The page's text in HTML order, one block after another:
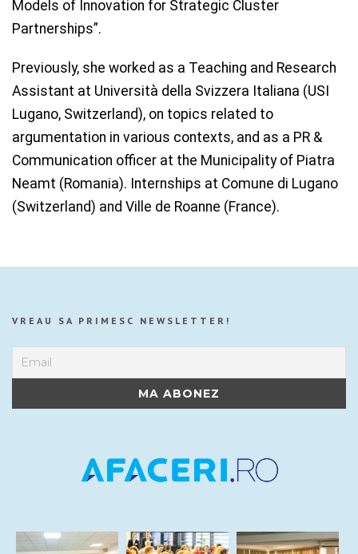
Models of Innovation for Strategic Cluster
Partnerships”.
Previously, she worked as a Teaching and Research
Assistant at Università della Svizzera Italiana (USI
Lugano, Switzerland), on topics related to
argumentation in various contexts, and as a PR &
Communication officer at the Municipality of Piatra
Neamt (Romania). Internships at Comune di Lugano
(Switzerland) and Ville de Roanne (France).
VREAU SA PRIMESC NEWSLETTER!